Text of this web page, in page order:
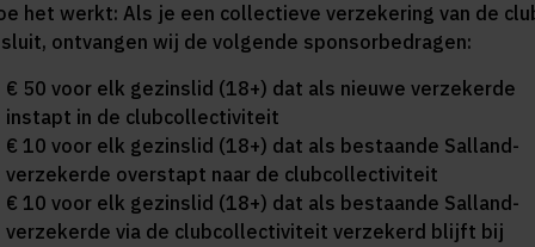
het werkt: Als je een collectieve verzekering van de
ontvangen wij de volgende sponsorbedragen:
€ 50 voor elk gezinslid (18+) dat als nieuwe verzekerde
instapt in de clubcollectiviteit
€ 10 voor elk gezinslid (18+) dat als bestaande Salland-
verzekerde overstapt naar de clubcollectiviteit
€ 10 voor elk gezinslid (18+) dat als bestaande Salland-
verzekerde via de clubcollectiviteit verzekerd blijft bij